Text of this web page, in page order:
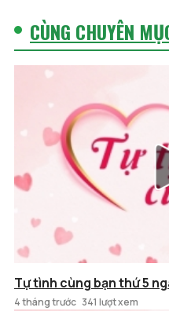
CÙNG CHUYÊN
Tự tình cùng bạn thứ 5
4 tháng trước 341 lượt xem